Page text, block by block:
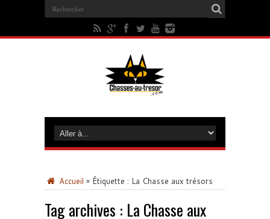
Accueil » Étiquette : La Chasse aux trésors
Tag archives : La Chasse aux